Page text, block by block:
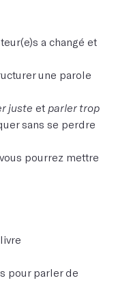
a changé et
une parole
juste et parler trop
sans se perdre
pourrez mettre
pour parler de